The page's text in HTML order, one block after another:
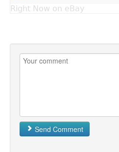
Right Now on eBay
Send Comment